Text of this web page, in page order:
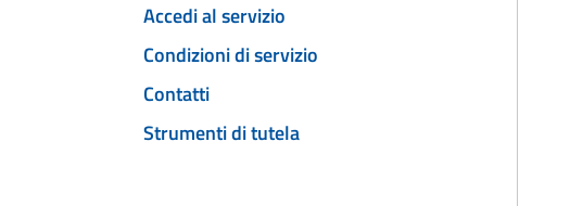
Accedi al servizio
Condizioni di servizio
Contatti
Strumenti di tutela